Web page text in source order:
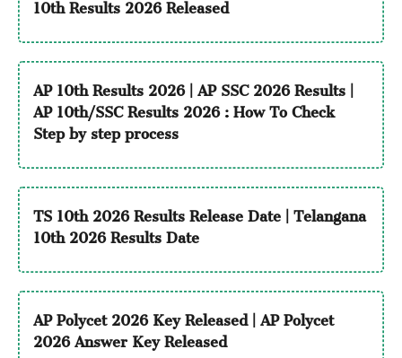
AP 10th Results 2026 | AP SSC 2026 Results |
AP 10th/SSC Results 2026 : How To Check
Step by step process
TS 10th 2026 Results Release Date | Telangana
10th 2026 Results Date
AP Polycet 2026 Key Released | AP Polycet
2026 Answer Key Released